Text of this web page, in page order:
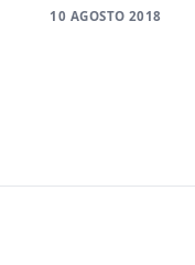
10 AGOSTO 2018